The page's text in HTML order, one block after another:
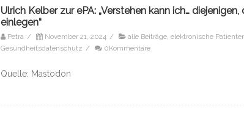
Ulrich Kelber zur ePA: „Verstehen kann ich…
einlegen“
Petra / November 21, 2024 / alle Beiträge, elektronische
Gesundheitsdatenschutz / 0Kommentare
Quelle: Mastodon